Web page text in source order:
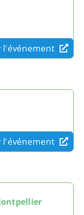
l'événement
l'événement